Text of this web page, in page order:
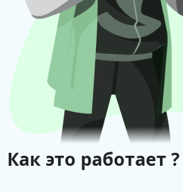
Как это работает ?